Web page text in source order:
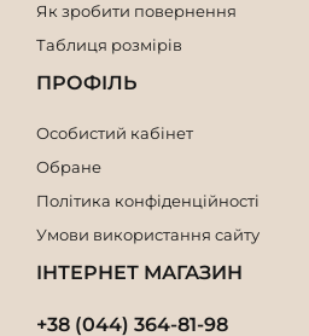
Як зробити повернення
Таблиця розмірів
ПРОФІЛЬ
Особистий кабінет
Обране
Політика конфіденційності
Умови використання сайту
ІНТЕРНЕТ МАГАЗИН
+38 (044) 364-81-98